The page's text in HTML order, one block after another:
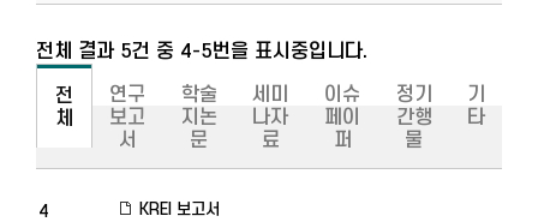
전체 결과 5건 중 4-5번을 표시중입니다.
전
체
연구
보고
서
학술
지논
문
세미
나자
료
이슈
페이
퍼
정기
간행
물
기
타
4 KREI 보고서